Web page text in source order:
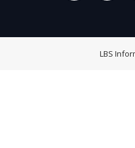
LBS